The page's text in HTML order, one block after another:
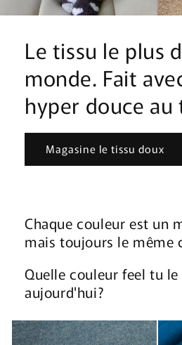
Le tissu le plus
monde. Fait
hyper douce
Magasine le tissu doux
Chaque couleur est un
mais toujours le même
Quelle couleur feel tu le
aujourd'hui?